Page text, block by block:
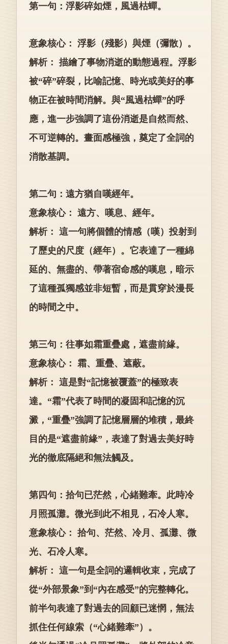
第一句：浮影碎如煙，風過枯蟬。
意象核心： 浮影（殘影）與煙（彌散）。
解析： 描繪了事物消逝的動態過程。浮影
被“碎”碎裂，比喻記憶、時光或美好的事
物正在被時間消解。與“風過枯蟬”的呼
應，進一步強調了這份消逝是自然而然、
不可逆轉的。畫面感極強，奠定了全詞的
消散基調。
第二句：遠方猶自嘆經年。
意象核心： 遠方、嘆息、經年。
解析： 這一句將個體的情感（嘆）投射到
了歷史的尺度（經年）。它表達了一種綿
延的、無盡的、帶著宿命感的嘆息，暗示
了這種孤獨感並非短暫，而是貫穿於漫長
的時間之中。
第三句：往事如霜重疊處，遮盡前緣。
意象核心： 霜、重疊、遮蔽。
解析： 這是對“記憶被覆蓋”的極致表
達。“霜”代表了時間的凝固和記憶的沉
澱，“重疊”強調了記憶層層的堆積，最終
目的是“遮盡前緣”，表達了對過去美好時
光的徹底隔絕和無法觸及。
第四句：拾句已茫然，心緒難牽。此時冷
月照孤灘。微光到此不相見，石冷人寒。
意象核心： 拾句、茫然、冷月、孤灘、微
光、石冷人寒。
解析： 這一句是全詞的邏輯收束，完成了
從“外部景象”到“內在感受”的完整轉化。
前半句表達了對過去的回顧已迷惘，無法
抓住任何線索（“心緒難牽”）。